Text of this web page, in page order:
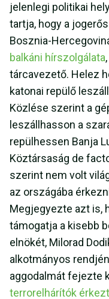
jelenlegi politikai
tartja, hogy a
Bosznia-
balkáni hírszolgálata
tárcavezető. Helez
katonai repülő
Közlése szerint a
leszállhasson a
repülhessen Banja
Köztársaság de
szerint nem volt
az országába
Megjegyezte azt is,
támogatja a kisebb
elnökét, Milorad
alkotmányos
aggodalmát fejezte
terrorelhárítók